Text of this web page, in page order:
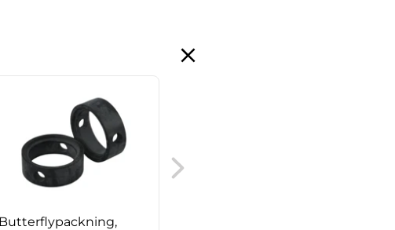
Butterflypackning,